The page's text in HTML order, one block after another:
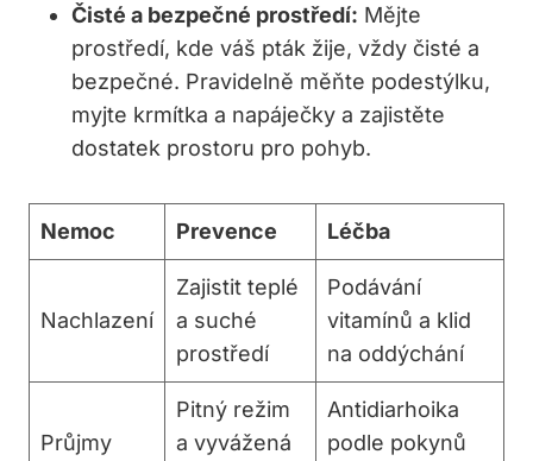
Čisté a bezpečné prostředí: Mějte
prostředí, kde váš pták žije, vždy čisté a
bezpečné. Pravidelně měňte podestýlku,
myjte krmítka a napáječky a zajistěte
dostatek prostoru pro pohyb.
Nemoc Prevence Léčba
Nachlazení
Zajistit teplé
a suché
prostředí
Podávání
vitamínů a klid
na oddýchání
Průjmy
Pitný režim
a vyvážená
Antidiarhoika
podle pokynů